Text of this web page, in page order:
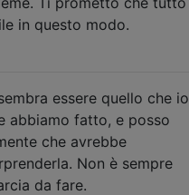
in questo modo.
essere quello che io
abbiamo fatto, e posso
che avrebbe
Non è sempre
da fare.